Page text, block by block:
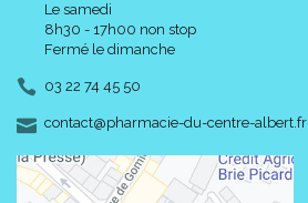
Le samedi
8h30 - 17h00 non stop
Fermé le dimanche
03 22 74 45 50
contact-
@-
pharmacie-du-centre-albert.fr